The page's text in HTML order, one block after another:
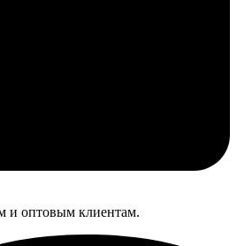
и оптовым клиентам.